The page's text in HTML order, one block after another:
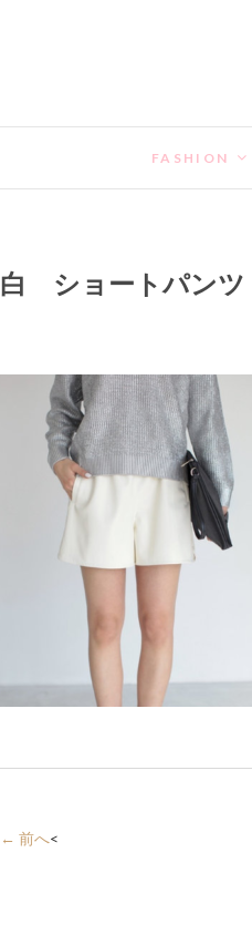
FASHION
白 ショートパンツ
<
← 前へ